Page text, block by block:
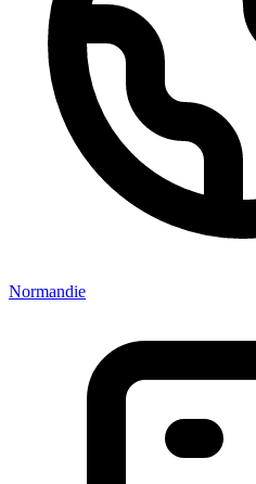
Normandie